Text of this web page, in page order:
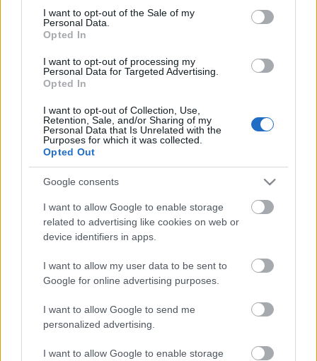
consent section.
I want to opt-out of the Sale of my
Personal Data.
Opted In
I want to opt-out of processing my
Personal Data for Targeted Advertising.
Opted In
I want to opt-out of Collection, Use,
Retention, Sale, and/or Sharing of my
Personal Data that Is Unrelated with the
Purposes for which it was collected.
Opted Out
Google consents
I want to allow Google to enable storage
related to advertising like cookies on web or
device identifiers in apps.
I want to allow my user data to be sent to
Google for online advertising purposes.
I want to allow Google to send me
personalized advertising.
I want to allow Google to enable storage
Túlfogyasztás napja - július 30-ra
felhasználta az emberiség a Föld egész
HIRDETÉS
HIRDETÉS
LEGOLVASOTTABB
Indul a diákok pénzügyi ismereteit
erősítő Pénz7 programsorozat